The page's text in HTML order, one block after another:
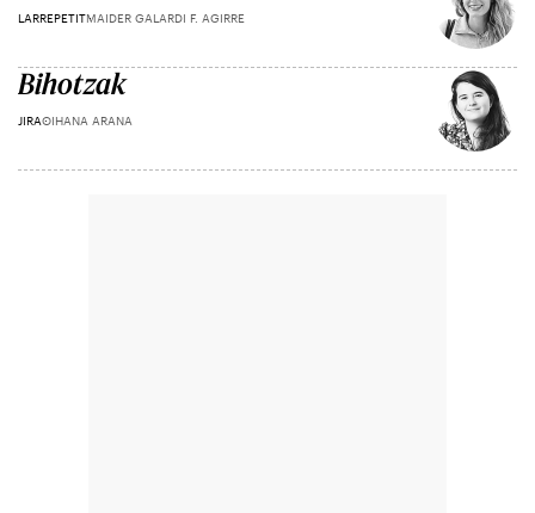
LARREPETITMAIDER GALARDI F. AGIRRE
Bihotzak
JIRAOIHANA ARANA